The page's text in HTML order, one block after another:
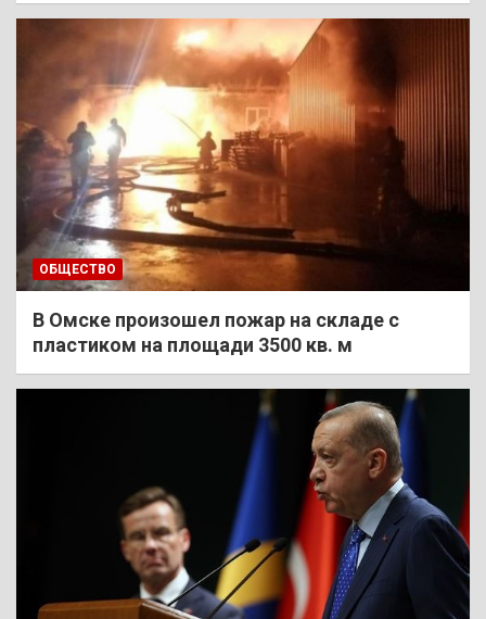
ОБЩЕСТВО
В Омске произошел пожар на складе с
пластиком на площади 3500 кв. м